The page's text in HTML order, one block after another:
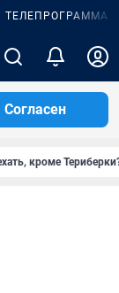
ТЕЛЕПРОГРАММА
Согласен
кроме